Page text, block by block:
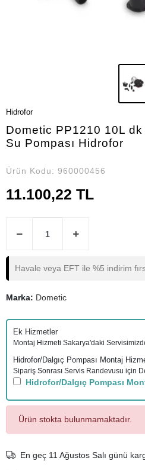
Hidrofor
Dometic PP1210 10L dk
Su Pompası Hidrofor
Ürün Kodu: 960000456
11.100,22 TL
Havale veya EFT ile %5 indirim
Marka: Dometic
Ek Hizmetler
Montaj Hizmeti Sakarya'daki
Hidrofor/Dalgıç Pompası Montaj
Sipariş Sonrası Servis Randevusu için
Hidrofor/Dalgıç Pompası
Ürün stokta bulunmamaktadır.
En geç 11 Ağustos Salı günü